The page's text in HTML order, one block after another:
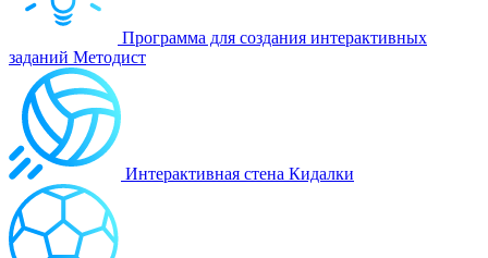
Программа для создания интерактивных
заданий Методист
Интерактивная стена Кидалки